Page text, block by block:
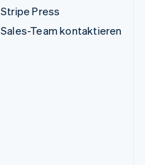
Stripe Press
Sales-Team kontaktieren